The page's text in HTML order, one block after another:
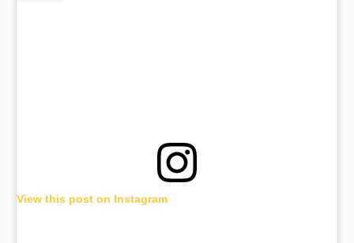
View this post on Instagram